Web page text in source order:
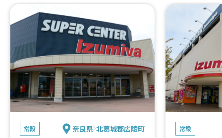
常設 奈良県 北葛城郡広陵町 常設